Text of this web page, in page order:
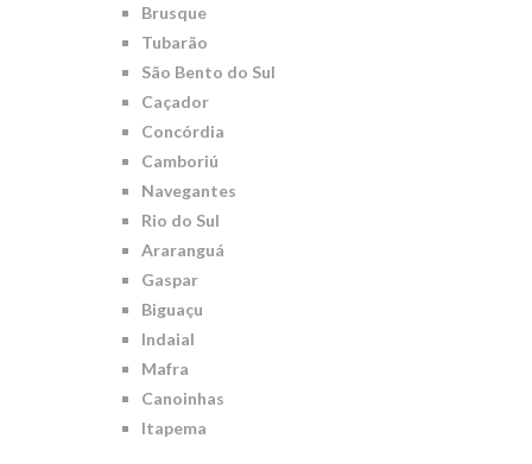
Brusque
Tubarão
São Bento do Sul
Caçador
Concórdia
Camboriú
Navegantes
Rio do Sul
Araranguá
Gaspar
Biguaçu
Indaial
Mafra
Canoinhas
Itapema